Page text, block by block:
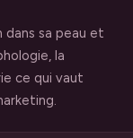
dans sa peau et
la
ce qui vaut